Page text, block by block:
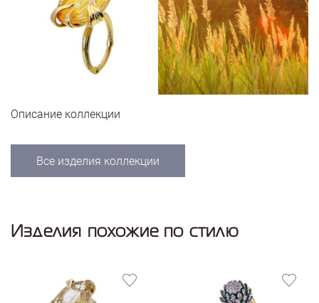
Описание коллекции
Все изделия коллекции
Изделия похожие по стилю